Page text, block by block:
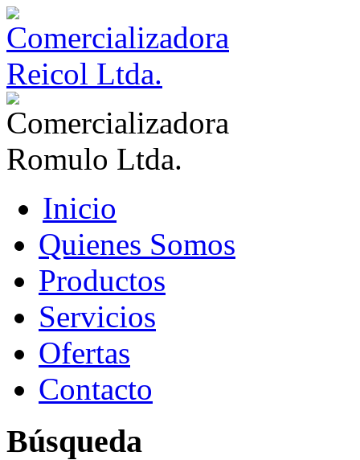
Inicio
Quienes Somos
Productos
Servicios
Ofertas
Contacto
Búsqueda